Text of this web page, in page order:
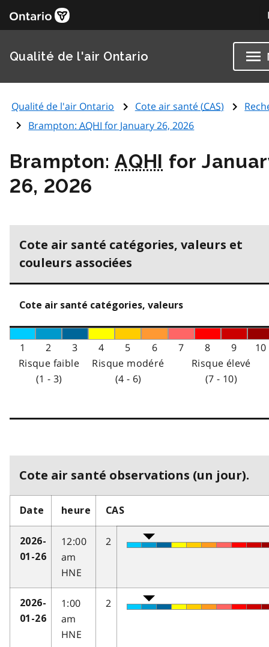
Qualité de l'air Ontario
Qualité de l'air Ontario Cote air santé (CAS)
Brampton:AQHI for January 26, 2026
Brampton:AQHI for
26, 2026
Cote air santé catégories, valeurs et
couleurs associées
Cote air santé catégories, valeurs
1 2 3 4 5 6 7 8 9
10
Risque faible
(1 - 3)
Risque modéré
(4 - 6)
Risque élevé
(7 - 10)
Cote air santé observations (un jour).
Date heure CAS
2026-
01-26
12:00
am
HNE
2
2026-
01-26
1:00
am
HNE
2